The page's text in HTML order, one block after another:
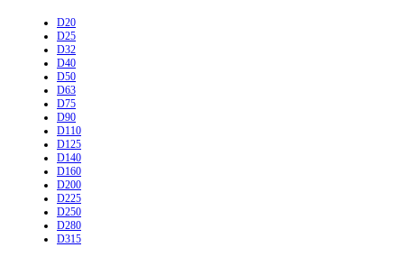
D20
D25
D32
D40
D50
D63
D75
D90
D110
D125
D140
D160
D200
D225
D250
D280
D315